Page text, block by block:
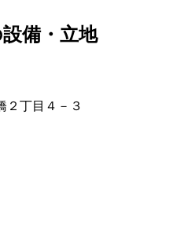
備・立地
２丁目４－３